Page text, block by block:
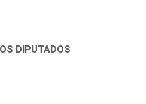
DIPUTADOS